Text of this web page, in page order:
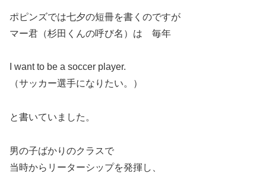
ポピンズでは七夕の短冊を書くのですが
マー君（杉田くんの呼び名）は 毎年
I want to be a soccer player.
（サッカー選手になりたい。）
と書いていました。
男の子ばかりのクラスで
当時からリーターシップを発揮し、